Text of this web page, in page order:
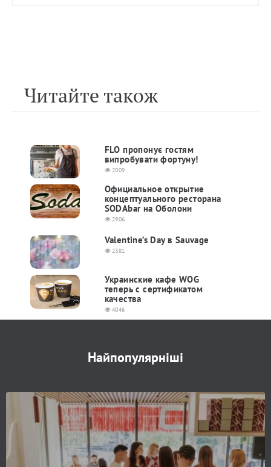
Читайте також
FLO пропонує гостям
випробувати фортуну!
2009
Официальное открытие
концептуального ресторана
SODAbar на Оболони
2906
Valentine’s Day в Sauvage
2381
Украинские кафе WOG
теперь с сертификатом
качества
4046
Найпопулярніші